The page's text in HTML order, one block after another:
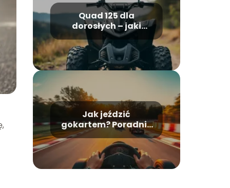
Quad 125 dla
dorosłych – jaki
model wybrać i na co
zwrócić uwagę?
Jak jeździć
gokartem? Poradnik
dla początkujących